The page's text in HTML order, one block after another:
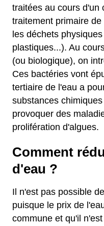
traitées au cours d'un
traitement primaire
les déchets
plastiques...). Au
(ou biologique), on
Ces bactéries vont
tertiaire de l'eau a
substances
provoquer des
prolifération d'algues.
Comment
d'eau ?
Il n'est pas possible
puisque le prix de
commune et qu'il